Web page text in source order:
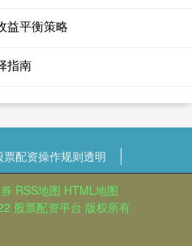
益平衡策略
指南
票配资操作规则透明
RSS地图 HTML地图
股票配资平台 版权所有